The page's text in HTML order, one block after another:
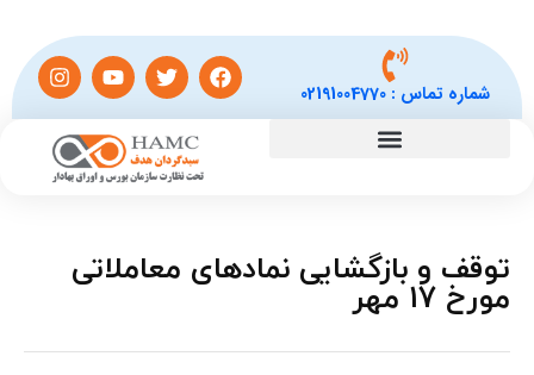
شماره تماس :02191004770
توقف و بازگشایی نمادهای معاملاتی
مورخ 17 مهر